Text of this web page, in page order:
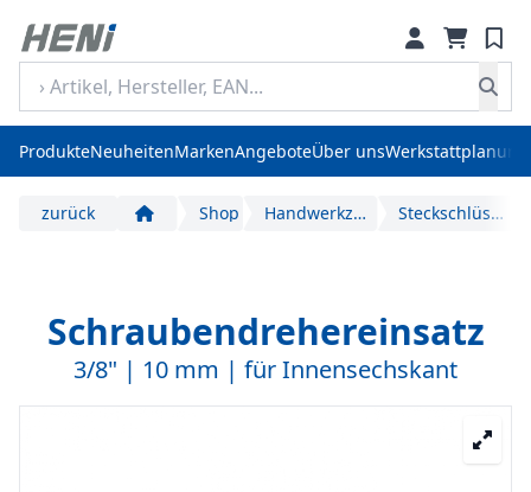
ProdukteNeuheitenMarkenAngeboteÜber unsWerkstattplanung
zurück Start Shop Handwerkzeuge Steckschlüssel
Schraubendrehereinsatz
3/8" | 10 mm | für Innensechskant